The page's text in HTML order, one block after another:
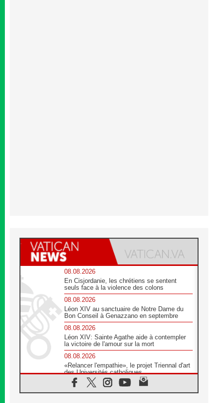
08.08.2026
En Cisjordanie, les chrétiens se sentent
seuls face à la violence des colons
08.08.2026
Léon XIV au sanctuaire de Notre Dame du
Bon Conseil à Genazzano en septembre
08.08.2026
Léon XIV: Sainte Agathe aide à contempler
la victoire de l'amour sur la mort
08.08.2026
«Relancer l'empathie», le projet Triennal d'art
des Universités catholiques
08.08.2026
Signis 2026, donner la parole aux religieuses